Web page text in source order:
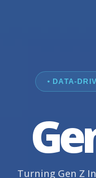
• DATA-
Turning Gen Z